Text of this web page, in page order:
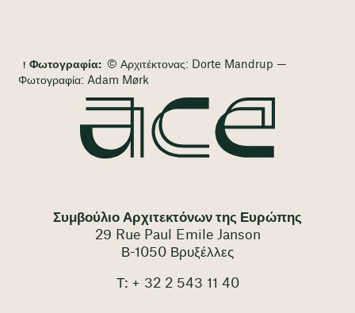
Φωτογραφία: © Αρχιτέκτονας: Dorte Mandrup —
Φωτογραφία: Adam Mørk
Συμβούλιο Αρχιτεκτόνων της Ευρώπης
29 Rue Paul Emile Janson
Β-1050 Βρυξέλλες
Τ: + 32 2 543 11 40